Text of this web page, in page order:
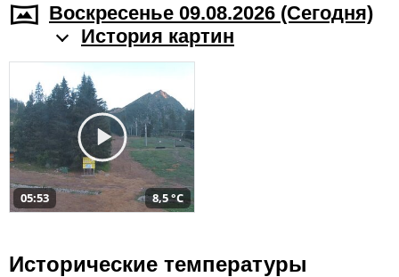
Воскресенье 09.08.2026 (Cегодня)
История картин
05:53 8,5 °C
Исторические температуры